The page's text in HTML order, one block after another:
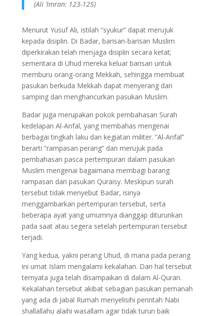
(Ali ‘Imran: 123-125)
Menurut Yusuf Ali, istilah “syukur” dapat merujuk
kepada disiplin. Di Badar, barisan-barisan Muslim
diperkirakan telah menjaga disiplin secara ketat;
sementara di Uhud mereka keluar barisan untuk
memburu orang-orang Mekkah, sehingga membuat
pasukan berkuda Mekkah dapat menyerang dari
samping dan menghancurkan pasukan Muslim.
Badar juga merupakan pokok pembahasan Surah
kedelapan Al-Anfal, yang membahas mengenai
berbagai tingkah laku dan kegiatan militer. “Al-Anfal”
berarti “rampasan perang” dan merujuk pada
pembahasan pasca pertempuran dalam pasukan
Muslim mengenai bagaimana membagi barang
rampasan dari pasukan Quraisy. Meskipun surah
tersebut tidak menyebut Badar, isinya
menggambarkan pertempuran tersebut, serta
beberapa ayat yang umumnya dianggap diturunkan
pada saat atau segera setelah pertempuran tersebut
terjadi.
Yang kedua, yakni perang Uhud, di mana pada perang
ini umat Islam mengalami kekalahan. Dan hal tersebut
ternyata juga telah disampaikan di dalam Al-Quran.
Kekalahan tersebut akibat sebagian pasukan pemanah
yang ada di Jabal Rumah menyelisihi perintah Nabi
shallallahu alaihi wasallam agar tidak turun baik